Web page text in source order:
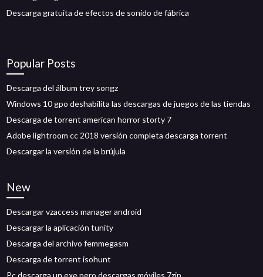
Descarga gratuita de efectos de sonido de fábrica
Popular Posts
Descarga del álbum trey songz
Windows 10 gpo deshabilita las descargas de juegos de las tiendas
Descarga de torrent american horror storty 7
Adobe lightroom cc 2018 versión completa descarga torrent
Descargar la versión de la brújula
New
Descargar vzaccess manager android
Descargar la aplicación tunity
Descarga del archivo femmegasm
Descarga de torrent isohunt
Pc descarga un exe pero descargas móviles 7zip